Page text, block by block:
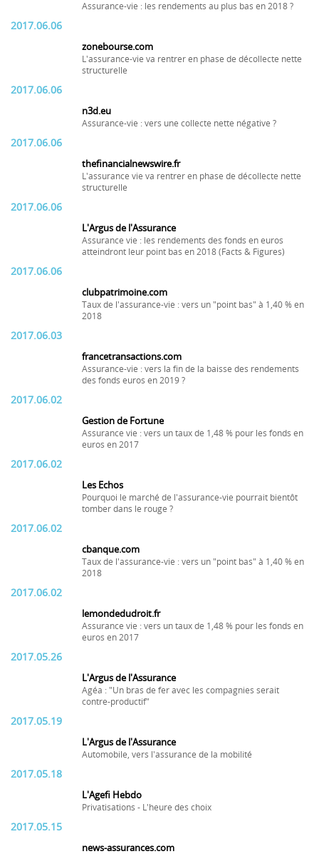
Assurance-vie : les rendements au plus bas en 2018 ?
2017.06.06
zonebourse.com
L'assurance-vie va rentrer en phase de décollecte nette
structurelle
2017.06.06
n3d.eu
Assurance-vie : vers une collecte nette négative ?
2017.06.06
thefinancialnewswire.fr
L'assurance vie va rentrer en phase de décollecte nette
structurelle
2017.06.06
L'Argus de l'Assurance
Assurance vie : les rendements des fonds en euros
atteindront leur point bas en 2018 (Facts & Figures)
2017.06.06
clubpatrimoine.com
Taux de l'assurance-vie : vers un "point bas" à 1,40 % en
2018
2017.06.03
francetransactions.com
Assurance-vie : vers la fin de la baisse des rendements
des fonds euros en 2019 ?
2017.06.02
Gestion de Fortune
Assurance vie : vers un taux de 1,48 % pour les fonds en
euros en 2017
2017.06.02
Les Echos
Pourquoi le marché de l'assurance-vie pourrait bientôt
tomber dans le rouge ?
2017.06.02
cbanque.com
Taux de l'assurance-vie : vers un "point bas" à 1,40 % en
2018
2017.06.02
lemondedudroit.fr
Assurance vie : vers un taux de 1,48 % pour les fonds en
euros en 2017
2017.05.26
L'Argus de l'Assurance
Agéa : "Un bras de fer avec les compagnies serait
contre-productif"
2017.05.19
L'Argus de l'Assurance
Automobile, vers l'assurance de la mobilité
2017.05.18
L'Agefi Hebdo
Privatisations - L'heure des choix
2017.05.15
news-assurances.com